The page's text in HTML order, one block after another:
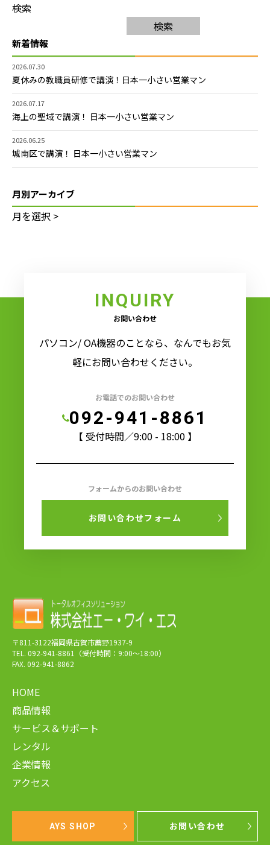
検索
検索
新着情報
2026.07.30
夏休みの教職員研修で講演！日本一小さい営業マン
2026.07.17
海上の聖域で講演！ 日本一小さい営業マン
2026.06.25
城南区で講演！ 日本一小さい営業マン
月別アーカイブ
INQUIRY
お問い合わせ
パソコン/ OA機器のことなら、なんでもお気
軽にお問い合わせください。
お電話でのお問い合わせ
092-941-8861
【 受付時間／9:00 - 18:00 】
フォームからのお問い合わせ
お問い合わせフォーム
〒811-3122福岡県古賀市薦野1937-9
TEL. 092-941-8861（受付時間：9:00～18:00）
FAX. 092-941-8862
HOME
商品情報
サービス＆サポート
レンタル
企業情報
アクセス
AYS SHOP お問い合わせ